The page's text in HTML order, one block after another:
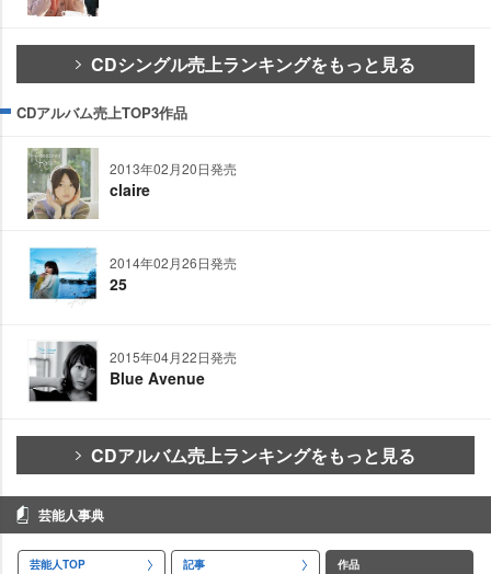
CDシングル売上ランキングをもっと見る
CDアルバム売上TOP3作品
2013年02月20日発売
claire
2014年02月26日発売
25
2015年04月22日発売
Blue Avenue
CDアルバム売上ランキングをもっと見る
芸能人事典
芸能人TOP 記事 作品